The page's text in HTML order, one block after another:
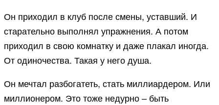
Он приходил в клуб после смены, уставший. И
старательно выполнял упражнения. А потом
приходил в свою комнатку и даже плакал иногда.
От одиночества. Такая у него душа.
Он мечтал разбогатеть, стать миллиардером. Или
миллионером. Это тоже недурно – быть